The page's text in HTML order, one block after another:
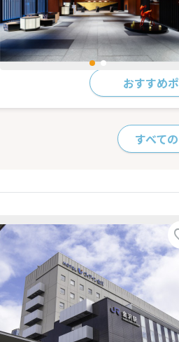
おすすめ
すべて